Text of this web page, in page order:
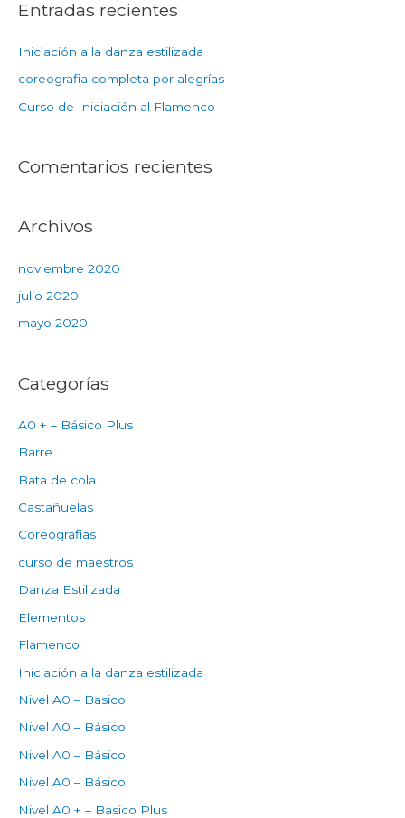
Entradas recientes
Iniciación a la danza estilizada
coreografia completa por alegrías
Curso de Iniciación al Flamenco
Comentarios recientes
Archivos
noviembre 2020
julio 2020
mayo 2020
Categorías
A0 + – Básico Plus
Barre
Bata de cola
Castañuelas
Coreografias
curso de maestros
Danza Estilizada
Elementos
Flamenco
Iniciación a la danza estilizada
Nivel A0 – Basico
Nivel A0 – Básico
Nivel A0 – Básico
Nivel A0 – Básico
Nivel A0 + – Basico Plus